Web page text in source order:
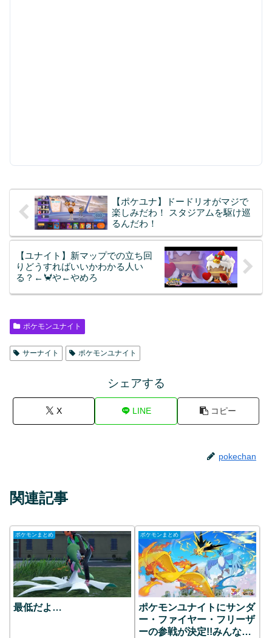
【ポケユナ】ドードリオがマジで
楽しみだわ！ スタジアムを駆け巡
るんだわ！
【ユナイト】新マップでの立ち回
りどうすればいいかわかる人い
る？←🦀や←やめろ
ポケモンユナイト
サーナイト ポケモンユナイト
シェアする
X LINE コピー
pokechan
関連記事
ポケモンまとめ
最低だよ…
ポケモンまとめ
ポケモンユナイトにサンダ
ー・ファイヤー・フリーザ
ーの参戦が決定!!みんなの